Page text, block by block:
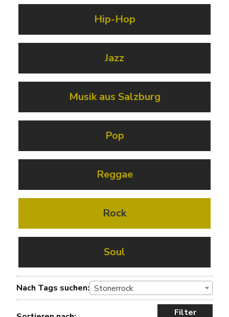
Hip-Hop
Jazz
Musik aus Salzburg
Pop
Reggae
Rock
Soul
Nach Tags suchen: Stonerrock
Filter